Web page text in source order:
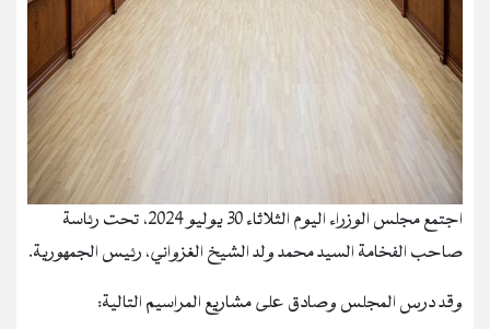
اجتمع مجلس الوزراء اليوم الثلاثاء 30 يوليو 2024، تحت رئاسة
صاحب الفخامة السيد محمد ولد الشيخ الغزواني، رئيس الجمهورية.
وقد درس المجلس وصادق على مشاريع المراسيم التالية: